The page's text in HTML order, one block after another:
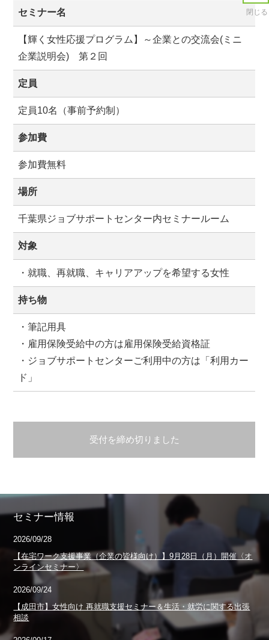
セミナー名
【輝く女性応援プログラム】～企業との交流会(ミニ
企業説明会) 第２回
定員
定員10名（事前予約制）
参加費
参加費無料
場所
千葉県ジョブサポートセンター内セミナールーム
対象
・就職、再就職、キャリアアップを希望する女性
持ち物
・筆記用具
・雇用保険受給中の方は雇用保険受給資格証
・ジョブサポートセンターご利用中の方は「利用カー
ド」
受付を締め切りました
セミナー情報
2026/09/28
【在宅ワーク支援事業（企業の皆様向け）】9月28日（月）開催〈オ
ンラインセミナー〉
2026/09/24
【成田市】女性向け 再就職支援セミナー＆生活・就労に関する出張
相談
閉じる